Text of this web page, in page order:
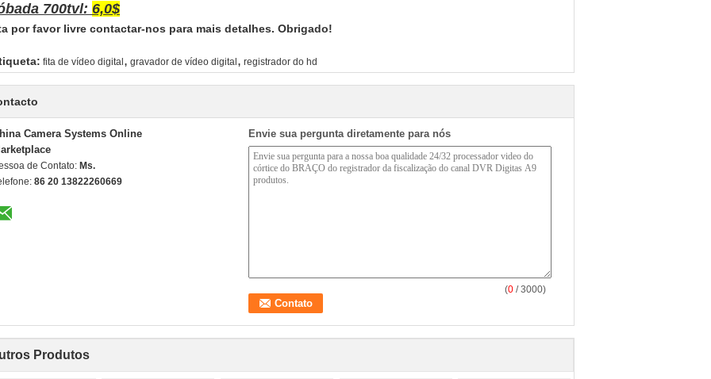
700tvl: 6,0$
por favor livre contactar-nos para mais detalhes. Obrigado!
fita de vídeo digital , gravador de vídeo digital , registrador do hd
Camera Systems Online
de Contato: Ms.
86 20 13822260669
Envie sua pergunta diretamente para nós
(0 / 3000)
Produtos